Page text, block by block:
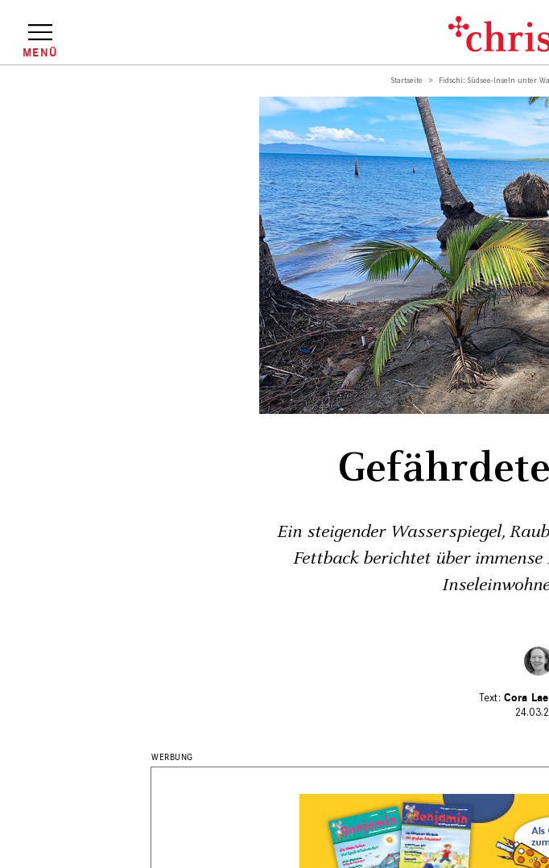
Inhalt
MENÜ
Startseite Fidschi: Südsee-Inseln unter
Ein steigender Wasserspiegel,
Fettback berichtet über
Cora